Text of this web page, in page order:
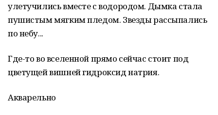
улетучились вместе с водородом. Дымка стала
пушистым мягким пледом. Звезды рассыпались
по небу...
Где-то во вселенной прямо сейчас стоит под
цветущей вишней гидроксид натрия.
Акварельно